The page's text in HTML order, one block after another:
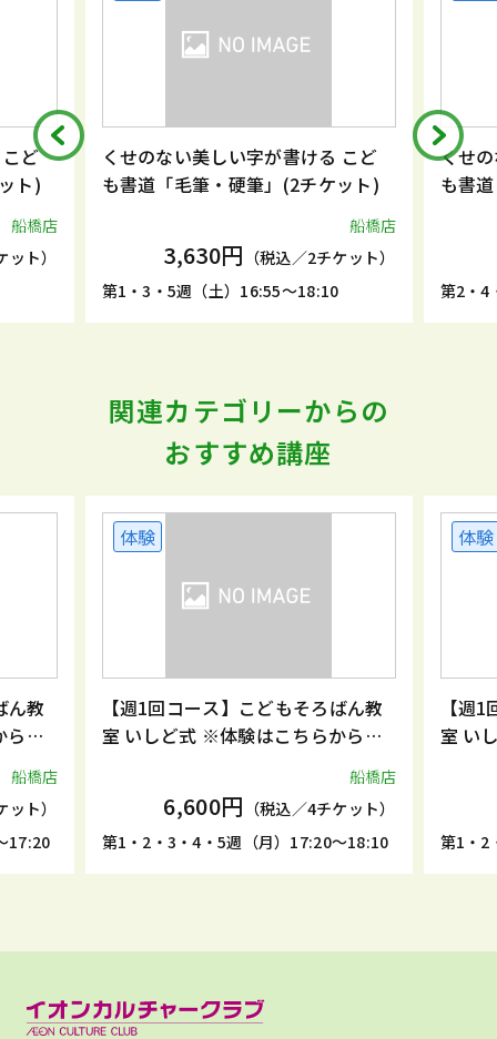
ど
ト)
船橋店
ト）
くせのない美しい字が書ける こど
も書道「毛筆・硬筆」(2チケット)
船橋店
3,630円 （税込／2チケット）
第1・3・5週（土）16:55～18:10
くせ
も書
第2・4
関連カテゴリーからの
おすすめ講座
ん教
らお
船橋店
ト）
17:20
体験
【週1回コース】こどもそろばん教
室 いしど式 ※体験はこちらからお
船橋店
6,600円 （税込／4チケット）
第1・2・3・4・5週（月）17:20～18:10
体験
【週
室 い
第1・2